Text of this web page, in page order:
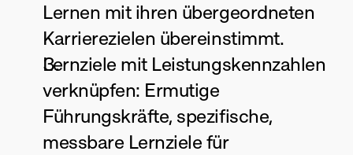
Lernen mit ihren übergeordneten
Karrierezielen übereinstimmt.
Lernziele mit Leistungskennzahlen
verknüpfen: Ermutige
Führungskräfte, spezifische,
messbare Lernziele für